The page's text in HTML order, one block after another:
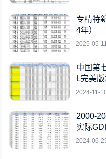
专精特
4年）
2025-05-11
中国第
L完美
2024-11-
2000-
实际
2024-06-